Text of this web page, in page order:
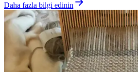
Daha fazla bilgi edinin